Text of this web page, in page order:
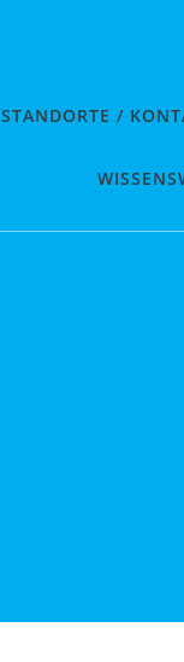
STANDORTE /